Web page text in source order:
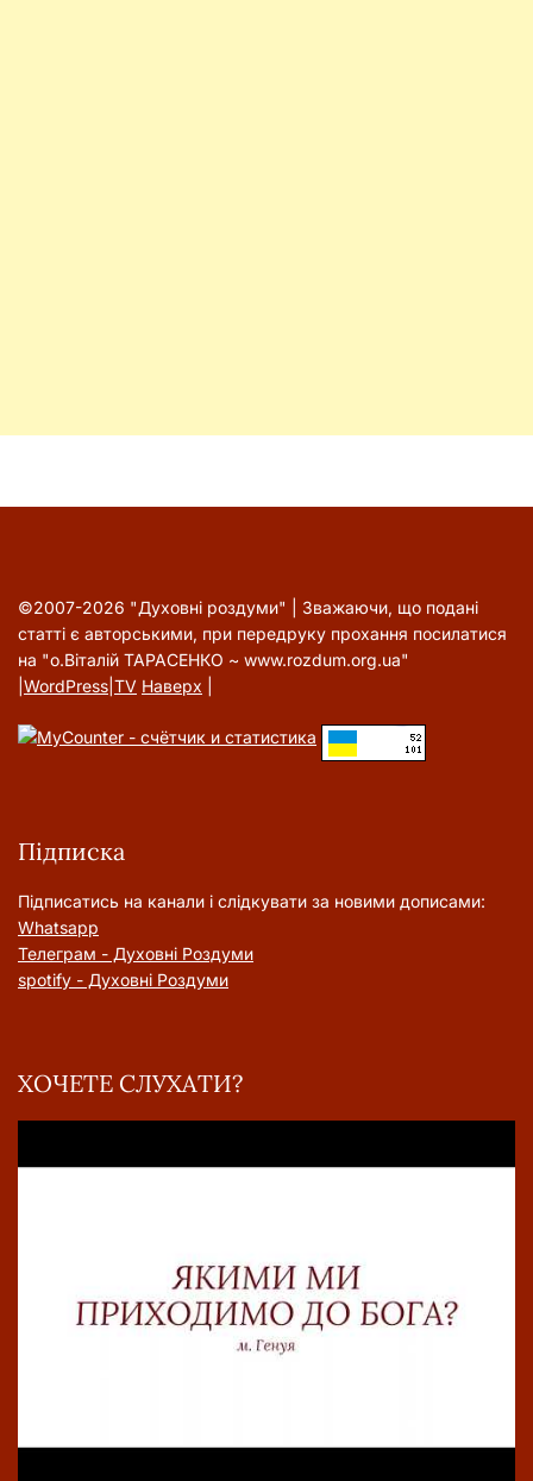
©2007-2026 "Духовні роздуми" | Зважаючи, що подані
статті є авторськими, при передруку прохання посилатися
на "о.Віталій ТАРАСЕНКО ~ www.rozdum.org.ua"
WordPress TV Наверх
Підписка
Підписатись на канали і слідкувати за новими дописами:
Whatsapp
Телеграм - Духовні Роздуми
spotify - Духовні Роздуми
ХОЧЕТЕ СЛУХАТИ?